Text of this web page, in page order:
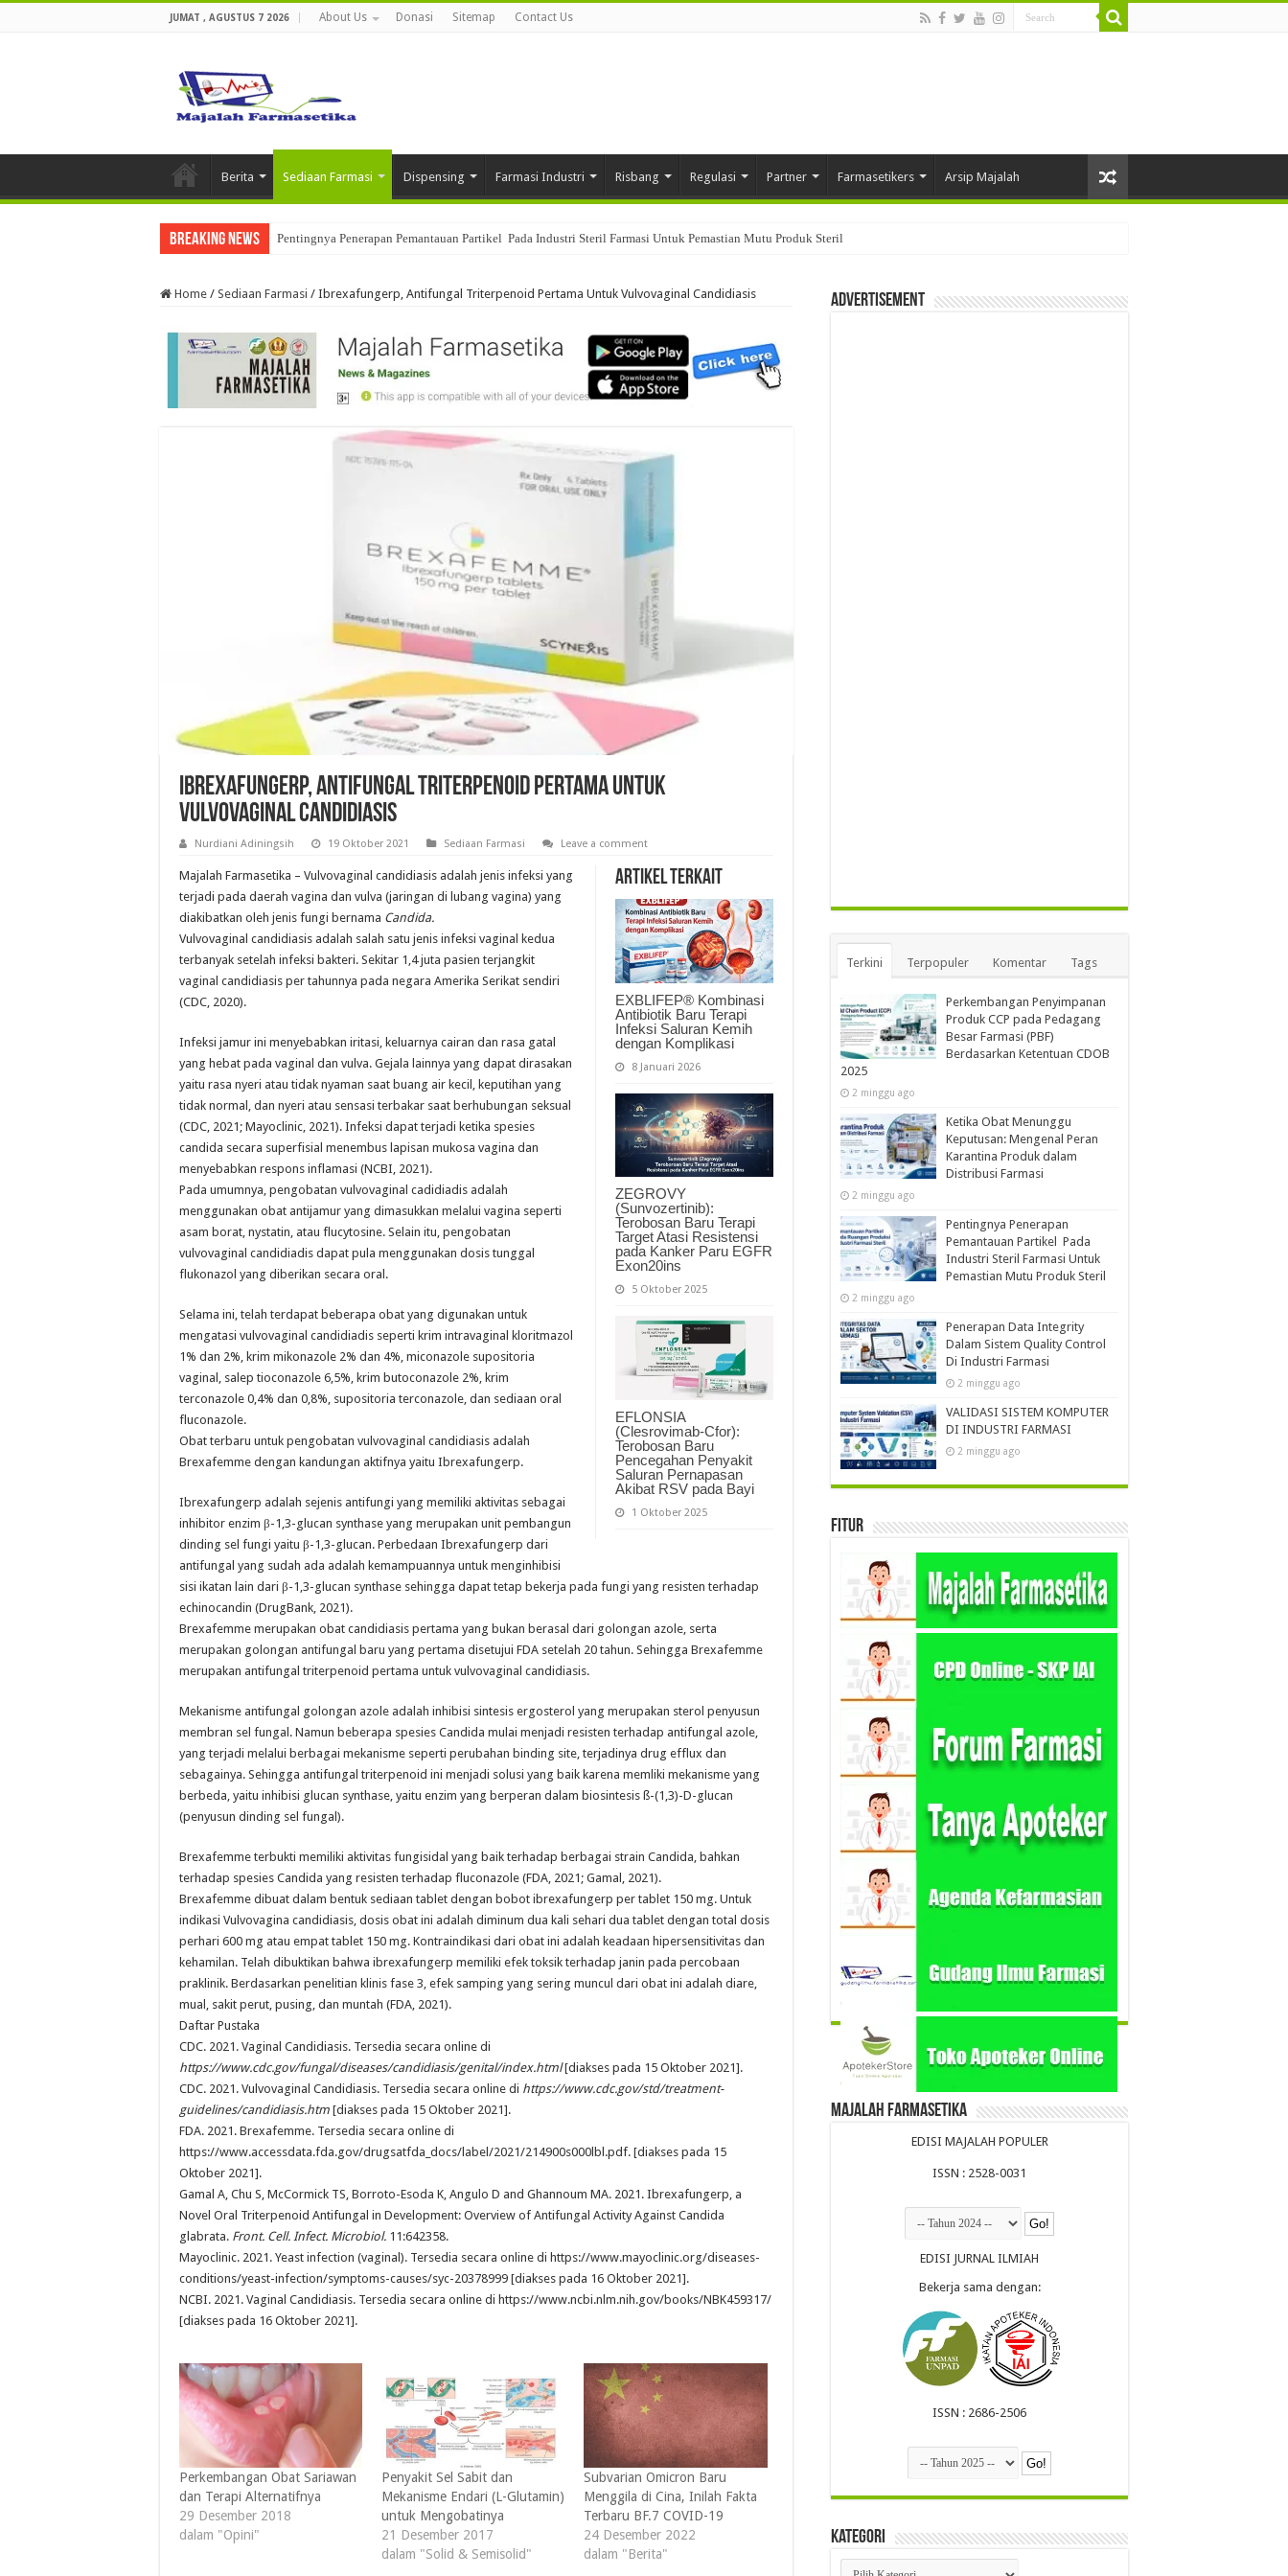
JUMAT , AGUSTUS 7 2026 About Us Donasi Sitemap Contact Us
Berita Sediaan Farmasi Dispensing Farmasi Industri Risbang Regulasi Partner Farmasetikers Arsip Majalah
Breaking News Pentingnya Penerapan Pemantauan Partikel Pada Industri Steril Farmasi Untuk Pemastian Mutu Produk Steril
Penerapan Data Integrity Dalam Sistem Quality Control Di Industri Farmasi
Home / Sediaan Farmasi / Ibrexafungerp, Antifungal Triterpenoid Pertama Untuk Vulvovaginal Candidiasis
Ibrexafungerp, Antifungal Triterpenoid Pertama Untuk
Vulvovaginal Candidiasis
Nurdiani Adiningsih 19 Oktober 2021 Sediaan Farmasi Leave a comment
Artikel Terkait
EXBLIFEP® Kombinasi
Antibiotik Baru Terapi
Infeksi Saluran Kemih
dengan Komplikasi
8 Januari 2026
ZEGROVY
(Sunvozertinib):
Terobosan Baru Terapi
Target Atasi Resistensi
pada Kanker Paru EGFR
Exon20ins
5 Oktober 2025
EFLONSIA
(Clesrovimab-Cfor):
Terobosan Baru
Pencegahan Penyakit
Saluran Pernapasan
Akibat RSV pada Bayi
1 Oktober 2025
Majalah Farmasetika – Vulvovaginal candidiasis adalah jenis infeksi yang
terjadi pada daerah vagina dan vulva (jaringan di lubang vagina) yang
diakibatkan oleh jenis fungi bernama Candida.
Vulvovaginal candidiasis adalah salah satu jenis infeksi vaginal kedua
terbanyak setelah infeksi bakteri. Sekitar 1,4 juta pasien terjangkit
vaginal candidiasis per tahunnya pada negara Amerika Serikat sendiri
(CDC, 2020).
Infeksi jamur ini menyebabkan iritasi, keluarnya cairan dan rasa gatal
yang hebat pada vaginal dan vulva. Gejala lainnya yang dapat dirasakan
yaitu rasa nyeri atau tidak nyaman saat buang air kecil, keputihan yang
tidak normal, dan nyeri atau sensasi terbakar saat berhubungan seksual
(CDC, 2021; Mayoclinic, 2021). Infeksi dapat terjadi ketika spesies
candida secara superfisial menembus lapisan mukosa vagina dan
menyebabkan respons inflamasi (NCBI, 2021).
Pada umumnya, pengobatan vulvovaginal cadidiadis adalah
menggunakan obat antijamur yang dimasukkan melalui vagina seperti
asam borat, nystatin, atau flucytosine. Selain itu, pengobatan
vulvovaginal candidiadis dapat pula menggunakan dosis tunggal
flukonazol yang diberikan secara oral.
Selama ini, telah terdapat beberapa obat yang digunakan untuk
mengatasi vulvovaginal candidiadis seperti krim intravaginal kloritmazol
1% dan 2%, krim mikonazole 2% dan 4%, miconazole supositoria
vaginal, salep tioconazole 6,5%, krim butoconazole 2%, krim
terconazole 0,4% dan 0,8%, supositoria terconazole, dan sediaan oral
fluconazole.
Obat terbaru untuk pengobatan vulvovaginal candidiasis adalah
Brexafemme dengan kandungan aktifnya yaitu Ibrexafungerp.
Ibrexafungerp adalah sejenis antifungi yang memiliki aktivitas sebagai
inhibitor enzim β-1,3-glucan synthase yang merupakan unit pembangun
dinding sel fungi yaitu β-1,3-glucan. Perbedaan Ibrexafungerp dari
antifungal yang sudah ada adalah kemampuannya untuk menginhibisi
sisi ikatan lain dari β-1,3-glucan synthase sehingga dapat tetap bekerja pada fungi yang resisten terhadap
echinocandin (DrugBank, 2021).
Brexafemme merupakan obat candidiasis pertama yang bukan berasal dari golongan azole, serta
merupakan golongan antifungal baru yang pertama disetujui FDA setelah 20 tahun. Sehingga Brexafemme
merupakan antifungal triterpenoid pertama untuk vulvovaginal candidiasis.
Mekanisme antifungal golongan azole adalah inhibisi sintesis ergosterol yang merupakan sterol penyusun
membran sel fungal. Namun beberapa spesies Candida mulai menjadi resisten terhadap antifungal azole,
yang terjadi melalui berbagai mekanisme seperti perubahan binding site, terjadinya drug efflux dan
sebagainya. Sehingga antifungal triterpenoid ini menjadi solusi yang baik karena memliki mekanisme yang
berbeda, yaitu inhibisi glucan synthase, yaitu enzim yang berperan dalam biosintesis ß-(1,3)-D-glucan
(penyusun dinding sel fungal).
Brexafemme terbukti memiliki aktivitas fungisidal yang baik terhadap berbagai strain Candida, bahkan
terhadap spesies Candida yang resisten terhadap fluconazole (FDA, 2021; Gamal, 2021).
Brexafemme dibuat dalam bentuk sediaan tablet dengan bobot ibrexafungerp per tablet 150 mg. Untuk
indikasi Vulvovagina candidiasis, dosis obat ini adalah diminum dua kali sehari dua tablet dengan total dosis
perhari 600 mg atau empat tablet 150 mg. Kontraindikasi dari obat ini adalah keadaan hipersensitivitas dan
kehamilan. Telah dibuktikan bahwa ibrexafungerp memiliki efek toksik terhadap janin pada percobaan
praklinik. Berdasarkan penelitian klinis fase 3, efek samping yang sering muncul dari obat ini adalah diare,
mual, sakit perut, pusing, dan muntah (FDA, 2021).
Daftar Pustaka
CDC. 2021. Vaginal Candidiasis. Tersedia secara online di
https://www.cdc.gov/fungal/diseases/candidiasis/genital/index.html [diakses pada 15 Oktober 2021].
CDC. 2021. Vulvovaginal Candidiasis. Tersedia secara online di https://www.cdc.gov/std/treatment-
guidelines/candidiasis.htm [diakses pada 15 Oktober 2021].
FDA. 2021. Brexafemme. Tersedia secara online di
https://www.accessdata.fda.gov/drugsatfda_docs/label/2021/214900s000lbl.pdf. [diakses pada 15
Oktober 2021].
Gamal A, Chu S, McCormick TS, Borroto-Esoda K, Angulo D and Ghannoum MA. 2021. Ibrexafungerp, a
Novel Oral Triterpenoid Antifungal in Development: Overview of Antifungal Activity Against Candida
glabrata. Front. Cell. Infect. Microbiol. 11:642358.
Mayoclinic. 2021. Yeast infection (vaginal). Tersedia secara online di https://www.mayoclinic.org/diseases-
conditions/yeast-infection/symptoms-causes/syc-20378999 [diakses pada 16 Oktober 2021].
NCBI. 2021. Vaginal Candidiasis. Tersedia secara online di https://www.ncbi.nlm.nih.gov/books/NBK459317/
[diakses pada 16 Oktober 2021].
Perkembangan Obat Sariawan
dan Terapi Alternatifnya
29 Desember 2018
dalam "Opini"
Penyakit Sel Sabit dan
Mekanisme Endari (L-Glutamin)
untuk Mengobatinya
21 Desember 2017
dalam "Solid & Semisolid"
Subvarian Omicron Baru
Menggila di Cina, Inilah Fakta
Terbaru BF.7 COVID-19
24 Desember 2022
dalam "Berita"
Advertisement
Terkini Terpopuler Komentar Tags
Perkembangan Penyimpanan
Produk CCP pada Pedagang
Besar Farmasi (PBF)
Berdasarkan Ketentuan CDOB
2025
2 minggu ago
Ketika Obat Menunggu
Keputusan: Mengenal Peran
Karantina Produk dalam
Distribusi Farmasi
2 minggu ago
Pentingnya Penerapan
Pemantauan Partikel Pada
Industri Steril Farmasi Untuk
Pemastian Mutu Produk Steril
2 minggu ago
Penerapan Data Integrity
Dalam Sistem Quality Control
Di Industri Farmasi
2 minggu ago
VALIDASI SISTEM KOMPUTER
DI INDUSTRI FARMASI
2 minggu ago
Fitur
Majalah Farmasetika
EDISI MAJALAH POPULER
ISSN : 2528-0031
EDISI JURNAL ILMIAH
Bekerja sama dengan:
ISSN : 2686-2506
Kategori
Kategori